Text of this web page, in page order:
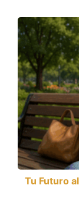
Tu Futuro